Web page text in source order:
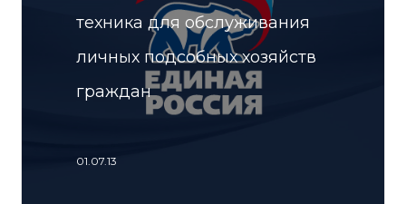
техника для обслуживания
личных подсобных хозяйств
граждан
01.07.13